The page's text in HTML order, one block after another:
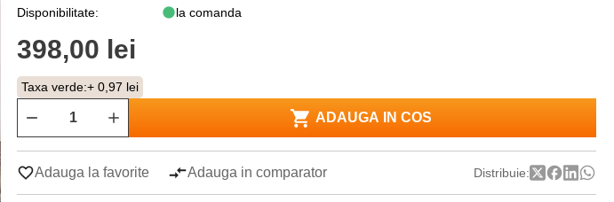
Disponibilitate:
la comanda
398,00 lei
Taxa verde:+ 0,97 lei
ADAUGA IN COS
Adauga la favorite Adauga in comparator Distribuie: